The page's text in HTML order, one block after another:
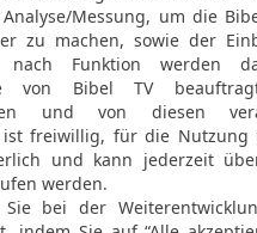
Elberfelder
du uns Feedback
der Bibelthek